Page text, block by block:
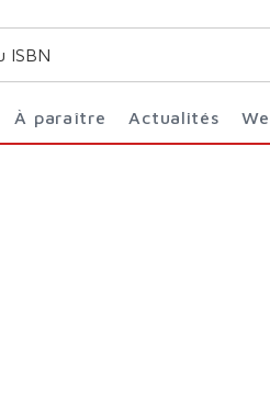
À paraître Actualités